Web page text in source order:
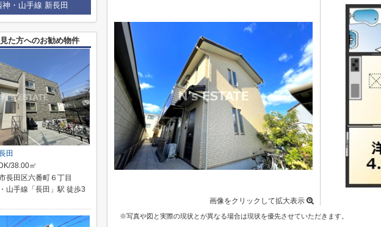
画像をクリックして拡大表示
※写真や図と実際の現状とが異なる場合は現状を優先させていただきます。
・山手線 新長田
た方へのお勧め物件
田
38.00㎡
長田区六番町６丁目
山手線「長田」駅 徒歩3